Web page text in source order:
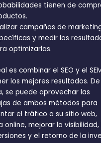
tienen de
campañas de
y medir los
optimizarlas.
es combinar el SEO y el
los mejores resultados.
se puede aprovechar las
de ambos métodos para
el tráfico a su sitio web,
online, mejorar la visibilidad,
y el retorno de la